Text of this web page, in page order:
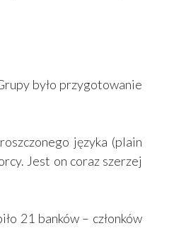
było przygotowanie
języka (plain
Jest on coraz szerzej
21 banków – członków